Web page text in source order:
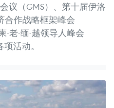
议（GMS）、第十届伊洛
合作战略框架峰会
-老-缅-越领导人峰会
活动。